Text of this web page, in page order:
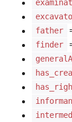
father
finder